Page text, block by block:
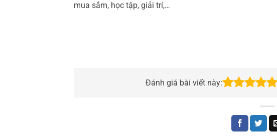
mua sắm, học tập, giải trí,…
Đánh giá bài viết này: